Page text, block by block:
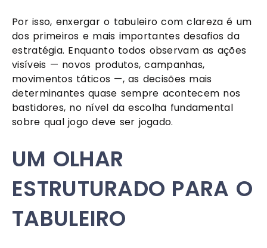
Por isso, enxergar o tabuleiro com clareza é um
dos primeiros e mais importantes desafios da
estratégia. Enquanto todos observam as ações
visíveis — novos produtos, campanhas,
movimentos táticos —, as decisões mais
determinantes quase sempre acontecem nos
bastidores, no nível da escolha fundamental
sobre qual jogo deve ser jogado.
UM OLHAR
ESTRUTURADO PARA O
TABULEIRO